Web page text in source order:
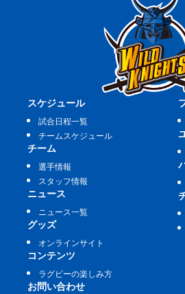
スケジュール
試合日程一覧
チームスケジュール
チーム
選手情報
スタッフ情報
ニュース
ニュース一覧
グッズ
オンラインサイト
コンテンツ
ラグビーの楽しみ方
お問い合わせ